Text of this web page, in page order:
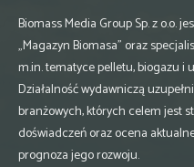
Biomass Media Group Sp. z o.o.
„Magazyn Biomasa” oraz
m.in. tematyce pelletu, biogazu i
Działalność wydawniczą
branżowych, których celem jest
doświadczeń oraz ocena
prognoza jego rozwoju.